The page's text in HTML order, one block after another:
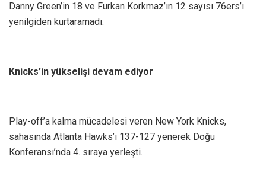
Danny Green’in 18 ve Furkan Korkmaz’ın 12 sayısı 76ers’ı
yenilgiden kurtaramadı.
Knicks’in yükselişi devam ediyor
Play-off’a kalma mücadelesi veren New York Knicks,
sahasında Atlanta Hawks’ı 137-127 yenerek Doğu
Konferansı’nda 4. sıraya yerleşti.